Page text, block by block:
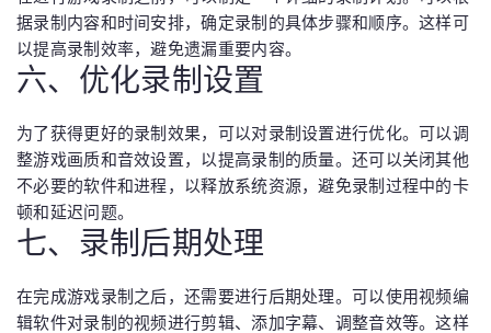
据录制内容和时间安排，确定录制的具体步骤和顺序。这样可
以提高录制效率，避免遗漏重要内容。
六、优化录制设置
为了获得更好的录制效果，可以对录制设置进行优化。可以调
整游戏画质和音效设置，以提高录制的质量。还可以关闭其他
不必要的软件和进程，以释放系统资源，避免录制过程中的卡
顿和延迟问题。
七、录制后期处理
在完成游戏录制之后，还需要进行后期处理。可以使用视频编
辑软件对录制的视频进行剪辑、添加字幕、调整音效等。这样